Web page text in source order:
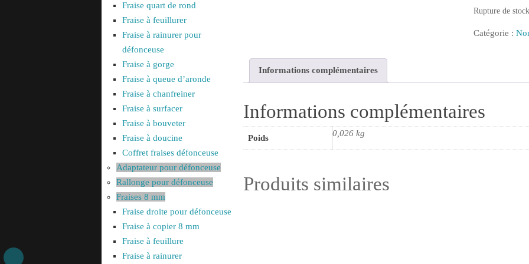
Rupture de stock
Catégorie :
Informations complémentaires
Informations complémentaires
Poids 0,026 kg
Produits similaires
Fraise quart de rond
Fraise à feuillurer
Fraise à rainurer pour
défonceuse
Fraise à gorge
Fraise à queue d’aronde
Fraise à chanfreiner
Fraise à surfacer
Fraise à bouveter
Fraise à doucine
Coffret fraises défonceuse
Adaptateur pour défonceuse
Rallonge pour défonceuse
Fraises 8 mm
Fraise droite pour défonceuse
Fraise à copier 8 mm
Fraise à feuillure
Fraise à rainurer